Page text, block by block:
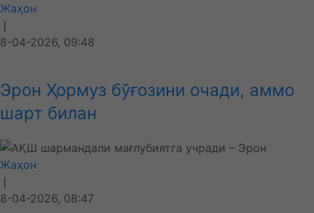
Жаҳон
❘
8-04-2026, 09:48
Эрон Ҳормуз бўғозини очади, аммо
шарт билан
Жаҳон
❘
8-04-2026, 08:47